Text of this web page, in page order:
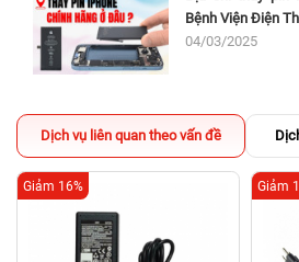
Bệnh Viện Điện
04/03/2025
Dịch vụ liên quan theo vấn đề
Giảm 16% Giảm